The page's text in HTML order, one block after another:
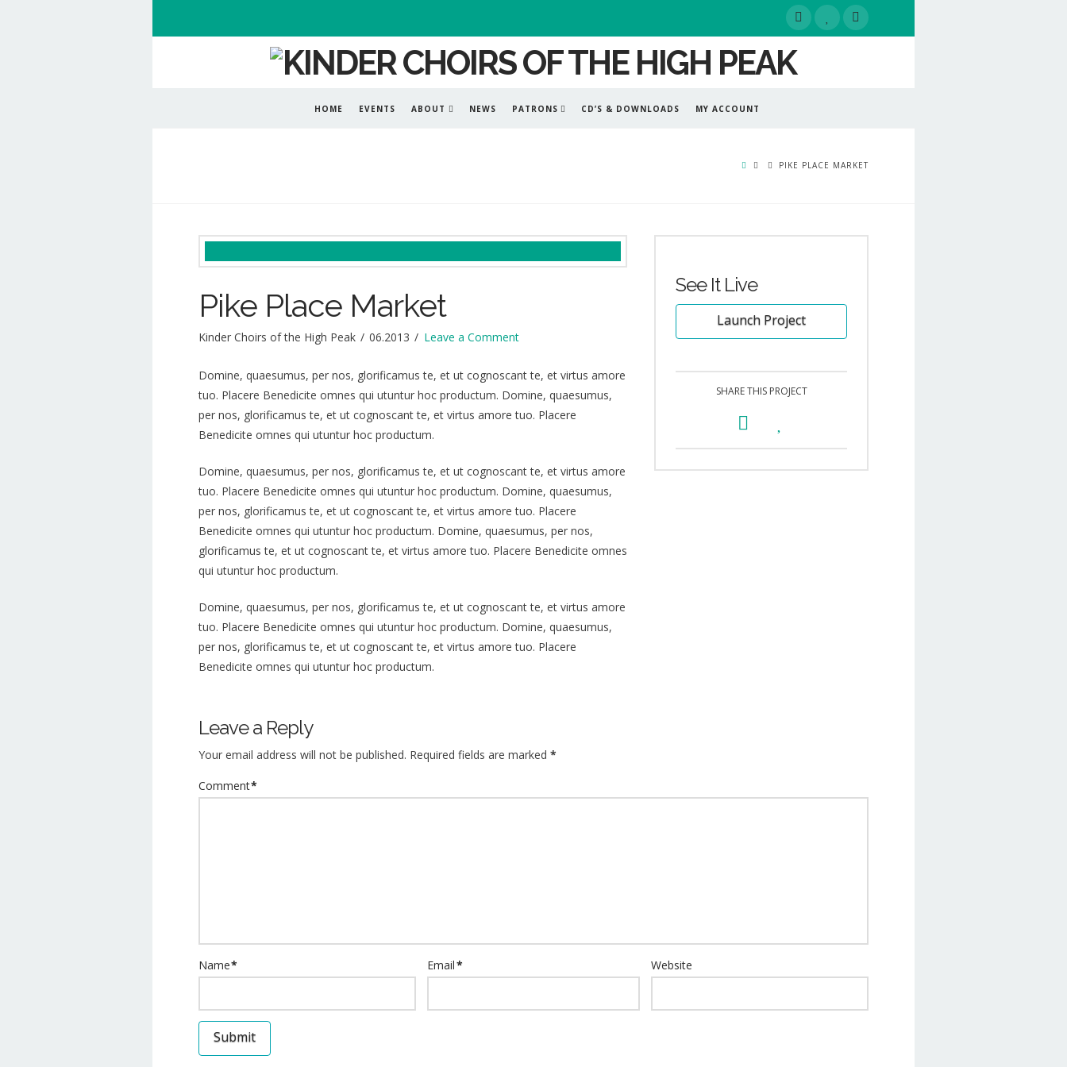
HOME EVENTS ABOUT NEWS PATRONS CD’S & DOWNLOADS MY ACCOUNT
PIKE PLACE MARKET
Pike Place Market
Kinder Choirs of the High Peak 06.2013 Leave a Comment
Domine, quaesumus, per nos, glorificamus te, et ut cognoscant te, et virtus amore
tuo. Placere Benedicite omnes qui utuntur hoc productum. Domine, quaesumus,
per nos, glorificamus te, et ut cognoscant te, et virtus amore tuo. Placere
Benedicite omnes qui utuntur hoc productum.
Domine, quaesumus, per nos, glorificamus te, et ut cognoscant te, et virtus amore
tuo. Placere Benedicite omnes qui utuntur hoc productum. Domine, quaesumus,
per nos, glorificamus te, et ut cognoscant te, et virtus amore tuo. Placere
Benedicite omnes qui utuntur hoc productum. Domine, quaesumus, per nos,
glorificamus te, et ut cognoscant te, et virtus amore tuo. Placere Benedicite omnes
qui utuntur hoc productum.
Domine, quaesumus, per nos, glorificamus te, et ut cognoscant te, et virtus amore
tuo. Placere Benedicite omnes qui utuntur hoc productum. Domine, quaesumus,
per nos, glorificamus te, et ut cognoscant te, et virtus amore tuo. Placere
Benedicite omnes qui utuntur hoc productum.
See It Live
Launch Project
SHARE THIS PROJECT
of
PeakPike
Leave a Reply
Your email address will not be published. Required fields are marked *
Comment*
Name* Email* Website